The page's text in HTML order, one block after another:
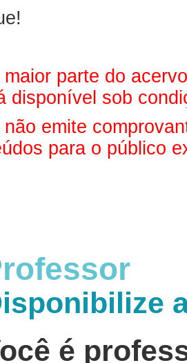
maior parte do
disponível sob
emite
para o público
é